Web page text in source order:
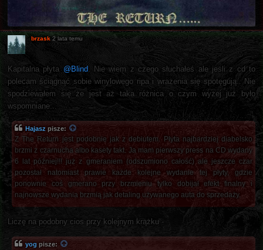
brzask 2 lata temu
Kapitalna płyta @Blind. Nie wiem z czego słuchałeś ale jeśli z cd to
polecam ściągnąć sobie winylowego ripa i wrażenia się spotęgują.. Nie
spodziewałem się że jest aż taka różnica o czym wyżej już było
wspomniane...
Hajasz pisze:
Z The Return jest podobnie jak z debiutem. Płyta najbardziej diabelsko
brzmi z czarnucha albo kasety takt. Ja mam pierwszy press na CD wydany
6 lat później!!! już z gmeraniem (odszumiono całość) ale jeszcze czar
pozostał natomiast prawie każde kolejne wydanie tej płyty, gdzie
ponownie coś gmerano przy brzmieniu tylko dobijał efekt finalny i
najnowsze wydania brzmią jak detaling używanego auta do sprzedaży.
Liczę na podobny cios przy kolejnym krążku -
yog pisze: